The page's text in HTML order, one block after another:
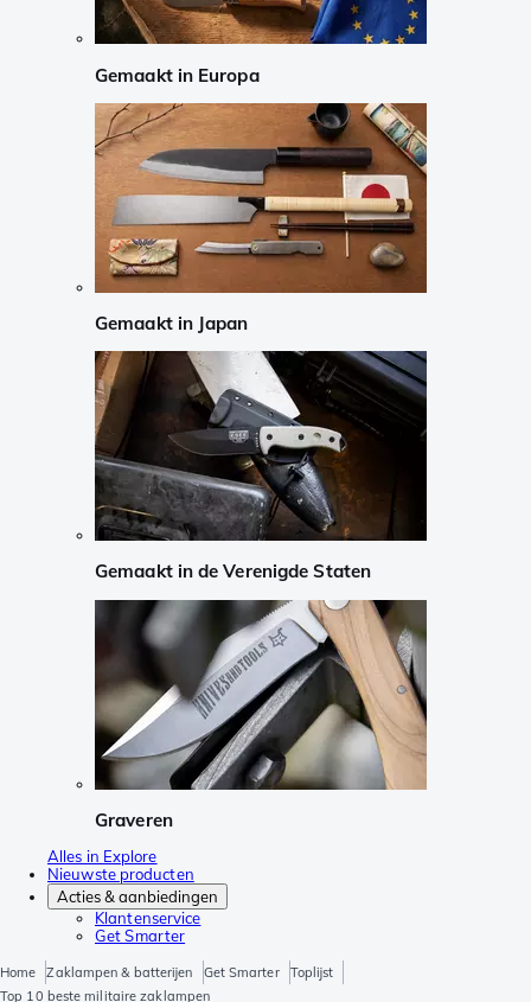
Gemaakt in Europa
Gemaakt in Japan
Gemaakt in de Verenigde Staten
Graveren
Alles in Explore
Nieuwste producten
Acties & aanbiedingen
Klantenservice
Get Smarter
Home Zaklampen & batterijen Get Smarter
Toplijst
Top 10 beste militaire zaklampen